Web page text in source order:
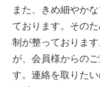
また、きめ細やか
ております。その
制が整っておりま
が、会員様からの
す。連絡を取りた